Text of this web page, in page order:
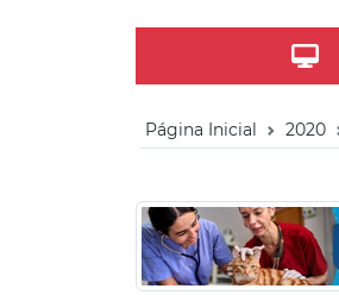
Página Inicial 2020